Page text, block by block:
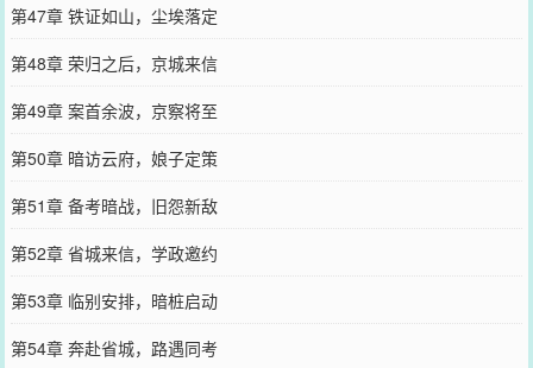
第47章 铁证如山，尘埃落定
第48章 荣归之后，京城来信
第49章 案首余波，京察将至
第50章 暗访云府，娘子定策
第51章 备考暗战，旧怨新敌
第52章 省城来信，学政邀约
第53章 临别安排，暗桩启动
第54章 奔赴省城，路遇同考